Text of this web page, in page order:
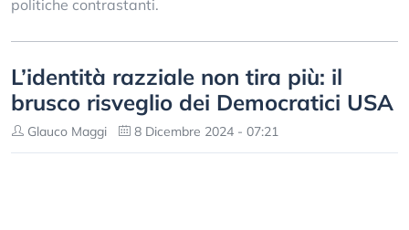
politiche contrastanti.
L’identità razziale non tira più: il
brusco risveglio dei Democratici USA
Glauco Maggi 8 Dicembre 2024 - 07:21